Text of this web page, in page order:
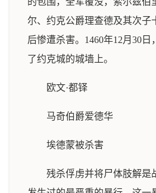
尔、约克公爵理查德及其次子
后惨遭杀害。1460年12月30
了约克城的城墙上。
欧文·都铎
马奇伯爵爱德华
埃德蒙被杀害
残杀俘虏并将尸体肢解是